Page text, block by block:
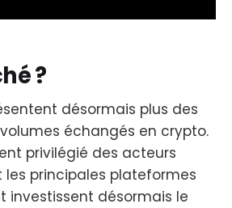
?
désormais plus des
échangés en crypto.
privilégié des acteurs
les principales plateformes
investissent désormais le